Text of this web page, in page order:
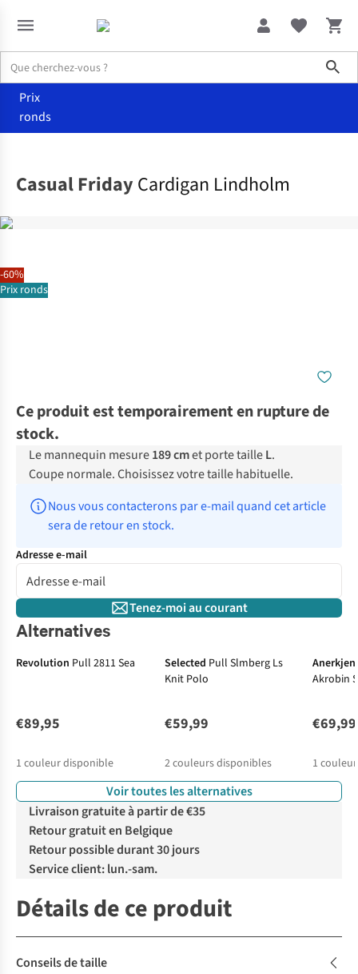
Prix
ronds
-60%
Prix ronds
Casual Friday Cardigan Lindholm
Ce produit est temporairement en rupture de
stock.
Le mannequin mesure189 cmet porte tailleL.
Coupe normale. Choisissez votre taille habituelle.
Nous vous contacterons par e-mail quand cet article
sera de retour en stock.
Adresse e-mail
Tenez-moi au courant
Alternatives
Revolution Pull 2811 Sea
€89,95
1 couleur disponible
Selected Pull Slmberg Ls
Knit Polo
€59,99
2couleurs disponibles
Akrobin
€69,99
1
Voir toutes les alternatives
Livraison gratuite à partir de €35
Retour gratuit en Belgique
Retour possible durant 30 jours
Service client: lun.-sam.
Détails de ce produit
Conseils de taille